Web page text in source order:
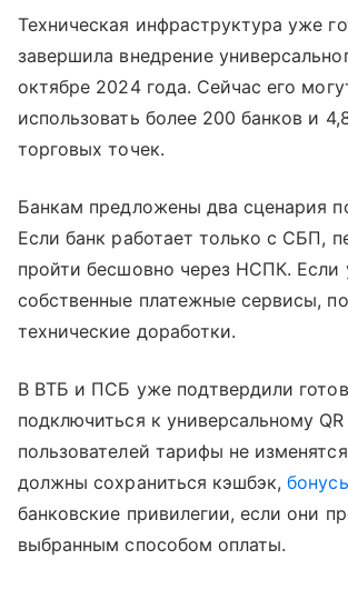
Техническая инфраструктура уже
завершила внедрение
октябре 2024 года. Сейчас его
использовать более 200 банков и
торговых точек.
Банкам предложены два сценария
Если банк работает только с СБП,
пройти бесшовно через НСПК. Если
собственные платежные сервисы,
технические доработки.
В ВТБ и ПСБ уже подтвердили
подключиться к универсальному
пользователей тарифы не
должны сохраниться кэшбэк,
банковские привилегии, если они
выбранным способом оплаты.